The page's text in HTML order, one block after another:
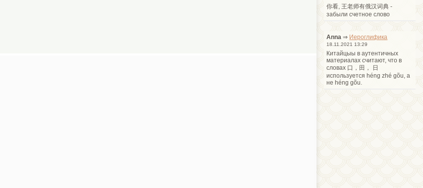
你看, 王老师有俄汉词典 -
забыли счетное слово
Anna ⇒ Иероглифика
18.11.2021 13:29
Китайцыы в аутентичных
материалах считают, что в
словах 口，田， 日
используется héng zhé gõu, а
не héng gõu.